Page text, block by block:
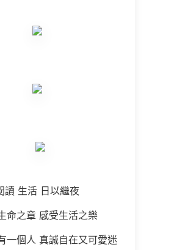
讀 生活 日以繼夜
命之章 感受生活之樂
一個人 真誠自在又可愛迷